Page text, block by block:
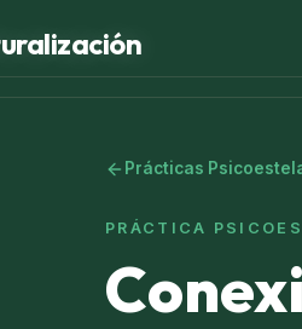
Prácticas
PRÁCTICA